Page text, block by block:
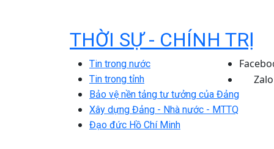
THỜI SỰ - CHÍNH TRỊ
Tin trong nước
Tin trong tỉnh
Bảo vệ nền tảng tư tưởng của Đảng
Xây dựng Đảng - Nhà nước - MTTQ
Đạo đức Hồ Chí Minh
Zalo